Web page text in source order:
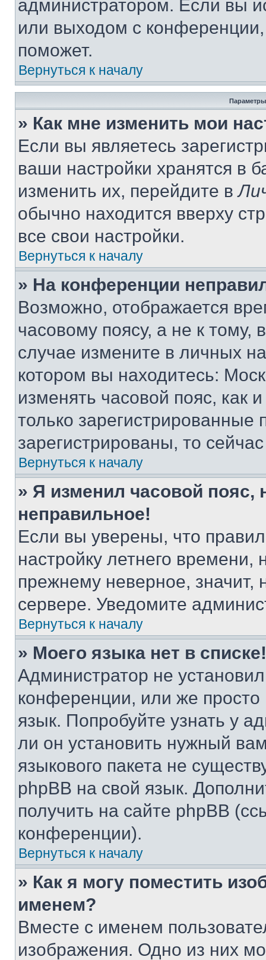
администратором. Если вы
или выходом с
поможет.
Вернуться к началу
Параметры
» Как мне изменить мои
Если вы являетесь
ваши настройки хранятся в
изменить их, перейдите в
обычно находится вверху
все свои настройки.
Вернуться к началу
» На конференции
Возможно, отображается
часовому поясу, а не к тому,
случае измените в личных
котором вы находитесь:
изменять часовой пояс, как
только
зарегистрированы, то
Вернуться к началу
» Я изменил часовой пояс,
неправильное!
Если вы уверены, что
настройку летнего
прежнему неверное, значит,
сервере. Уведомите
Вернуться к началу
» Моего языка нет в списке!
Администратор не
конференции, или же
язык. Попробуйте узнать у
ли он установить нужный
языкового пакета не
phpBB на свой язык.
получить на сайте phpBB
конференции).
Вернуться к началу
» Как я могу поместить
именем?
Вместе с именем
изображения. Одно из них